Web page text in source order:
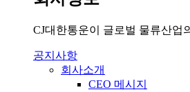
CJ대한통운이 글로벌 물류산업
공지사항
회사소개
CEO 메시지